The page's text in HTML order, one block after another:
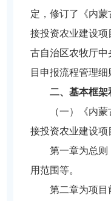
定，修订了《内
接投资农业建设
古自治区农牧厅
目申报流程管理细
二、基本框架
（一）《内
接投资农业建设项
第一章为总则
用范围等。
第二章为项目